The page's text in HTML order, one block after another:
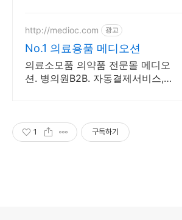
http://medioc.com 광고
No.1 의료용품 메디오션
의료소모품 의약품 전문몰 메디오
션. 병의원B2B. 자동결제서비스,
1 구독하기